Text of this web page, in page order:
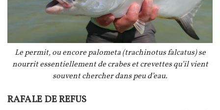
Légende
Le permit, ou encore palometa (trachinotus falcatus) se
nourrit essentiellement de crabes et crevettes qu’il vient
souvent chercher dans peu d’eau.
Texte
RAFALE DE REFUS